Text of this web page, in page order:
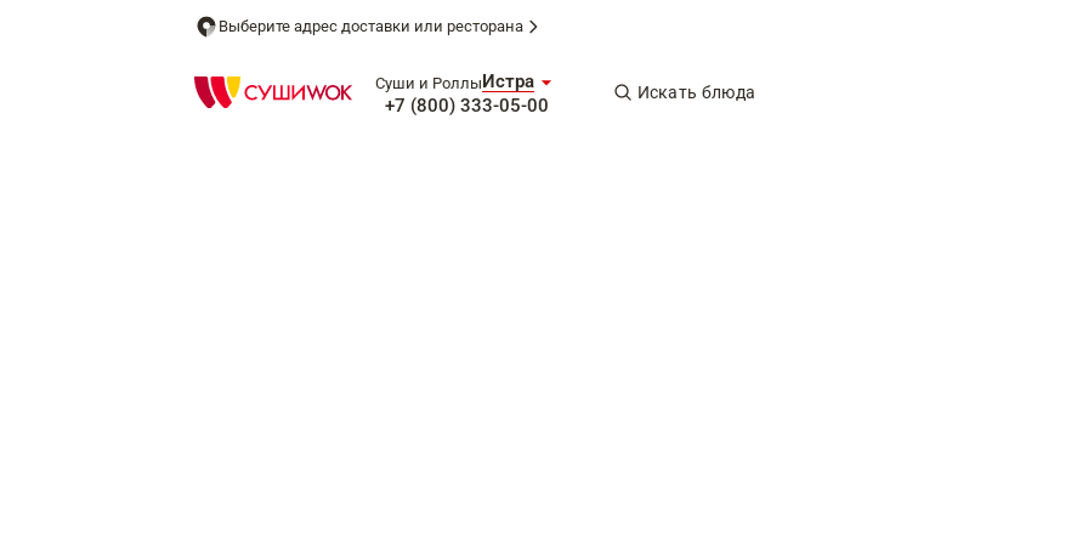
Выберите адрес доставки или ресторана
Суши и РоллыИстра
+7 (800) 333-05-00
Искать блюда